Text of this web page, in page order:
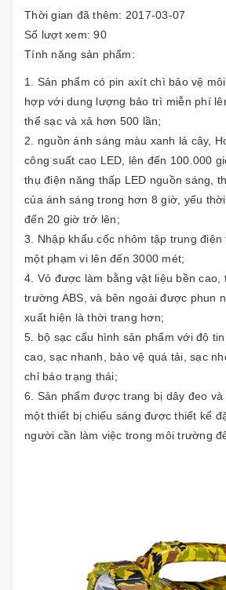
Thời gian đã thêm: 2017-03-07
Số lượt xem: 90
Tính năng sản phẩm:
1. Sản phẩm có pin axít chì bảo vệ
hợp với dung lượng bảo trì miễn phí
thể sạc và xả hơn 500 lần;
2. nguồn ánh sáng màu xanh lá cây,
công suất cao LED, lên đến 100.000
thụ điện năng thấp LED nguồn sáng,
của ánh sáng trong hơn 8 giờ, yếu
đến 20 giờ trở lên;
3. Nhập khẩu cốc nhôm tập trung
một phạm vi lên đến 3000 mét;
4. Vỏ được làm bằng vật liệu bền cao,
trường ABS, và bên ngoài được phun
xuất hiện là thời trang hơn;
5. bộ sạc cấu hình sản phẩm với độ
cao, sạc nhanh, bảo vệ quá tải, sạc
chỉ báo trạng thái;
6. Sản phẩm được trang bị dây đeo và
một thiết bị chiếu sáng được thiết kế
người cần làm việc trong môi trường